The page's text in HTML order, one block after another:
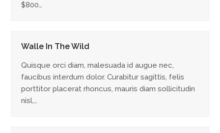
$800…
Walle In The Wild
Quisque orci diam, malesuada id augue nec,
faucibus interdum dolor. Curabitur sagittis, felis
porttitor placerat rhoncus, mauris diam sollicitudin
nisl,…